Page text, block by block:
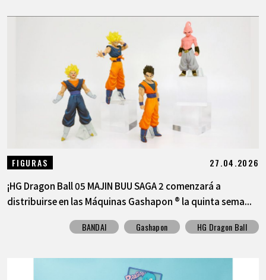
FR ES
FIGURAS 27.04.2026
¡HG Dragon Ball 05 MAJIN BUU SAGA 2 comenzará a
distribuirse en las Máquinas Gashapon ® la quinta sema...
BANDAI Gashapon HG Dragon Ball